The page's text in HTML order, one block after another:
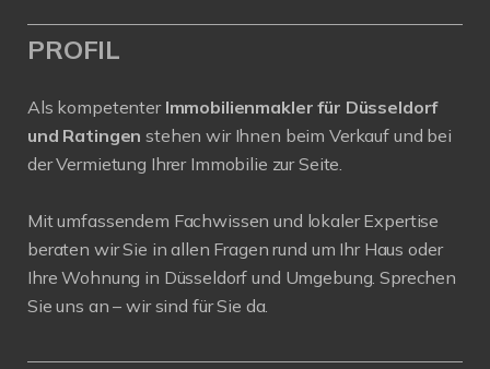
PROFIL
Als kompetenter Immobilienmakler für Düsseldorf
und Ratingen stehen wir Ihnen beim Verkauf und bei
der Vermietung Ihrer Immobilie zur Seite.
Mit umfassendem Fachwissen und lokaler Expertise
beraten wir Sie in allen Fragen rund um Ihr Haus oder
Ihre Wohnung in Düsseldorf und Umgebung. Sprechen
Sie uns an – wir sind für Sie da.